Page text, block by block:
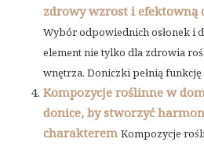
zdrowy wzrost i efektowną
Wybór odpowiednich osłonek i
element nie tylko dla zdrowia
wnętrza. Doniczki pełnią funkcję
Kompozycje roślinne w
donice, by stworzyć
charakterem Kompozycje